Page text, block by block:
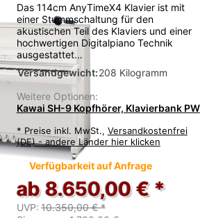
Das 114cm AnyTimeX4 Klavier ist mit
einer Stummschaltung für den
akustischen Teil des Klaviers und einer
hochwertigen Digitalpiano Technik
ausgestattet…
Versandgewicht:208 Kilogramm
Weitere Optionen:
Kawai SH-9 Kopfhörer, Klavierbank PW
* Preise inkl. MwSt., Versandkostenfrei
(DE) - andere Länder hier klicken
Verfügbarkeit auf Anfrage
ab 8.650,00 € *
UVP: 10.350,00 € *